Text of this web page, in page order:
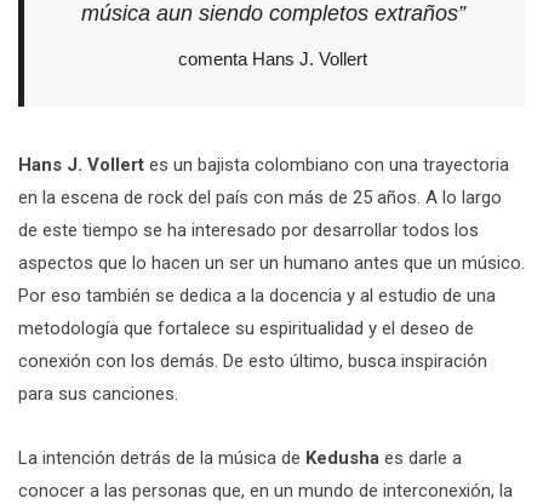
música aun siendo completos extraños”
comenta Hans J. Vollert
Hans J. Vollert es un bajista colombiano con una trayectoria
en la escena de rock del país con más de 25 años. A lo largo
de este tiempo se ha interesado por desarrollar todos los
aspectos que lo hacen un ser un humano antes que un músico.
Por eso también se dedica a la docencia y al estudio de una
metodología que fortalece su espiritualidad y el deseo de
conexión con los demás. De esto último, busca inspiración
para sus canciones.
La intención detrás de la música de Kedusha es darle a
conocer a las personas que, en un mundo de interconexión, la